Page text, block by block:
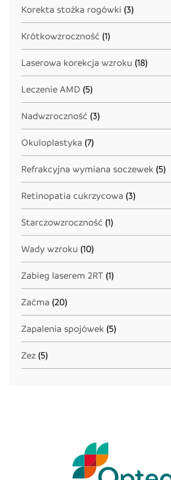
Korekta stożka rogówki (3)
Krótkowzroczność (1)
Laserowa korekcja wzroku (18)
Leczenie AMD (5)
Nadwzroczność (3)
Okuloplastyka (7)
Refrakcyjna wymiana soczewek (5)
Retinopatia cukrzycowa (3)
Starczowzroczność (1)
Wady wzroku (10)
Zabieg laserem 2RT (1)
Zaćma (20)
Zapalenia spojówek (5)
Zez (5)